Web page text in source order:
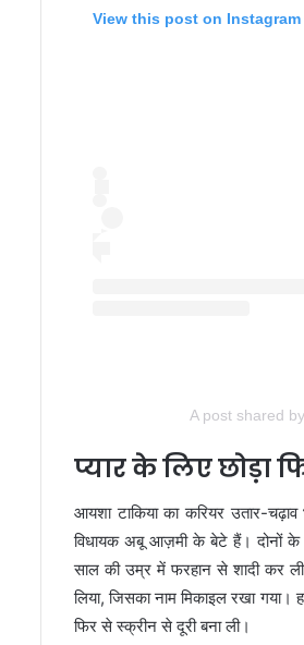
View this post on Instagram
A post shared
प्यार के लिए छोड़ा
आयशा टाकिया का करियर उतार-
विधायक अबू आज़मी के बेटे हैं। दोनों
साल की उम्र में फरहान से शादी कर
लिया, जिसका नाम मिकाइल रखा
फिर से स्क्रीन से दूरी बना ली।